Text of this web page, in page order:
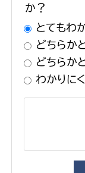
か？
とてもわ
どちらか
どちらか
わかりに